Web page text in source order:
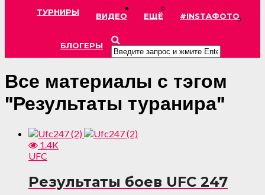
ТУРНИРЫ ВИДЕО ЕЩЁ #INSTAФОТО
БЛОГЕРЫ
Все материалы с тэгом
"Результаты туранира"
1.4K
UFC
Результаты боев UFC 247